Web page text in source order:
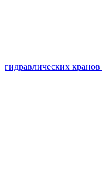
гидравлических кранов